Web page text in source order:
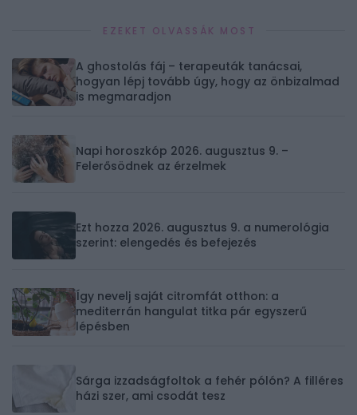
EZEKET OLVASSÁK MOST
A ghostolás fáj – terapeuták tanácsai,
hogyan lépj tovább úgy, hogy az önbizalmad
is megmaradjon
Napi horoszkóp 2026. augusztus 9. –
Felerősödnek az érzelmek
Ezt hozza 2026. augusztus 9. a numerológia
szerint: elengedés és befejezés
Így nevelj saját citromfát otthon: a
mediterrán hangulat titka pár egyszerű
lépésben
Sárga izzadságfoltok a fehér pólón? A filléres
házi szer, ami csodát tesz